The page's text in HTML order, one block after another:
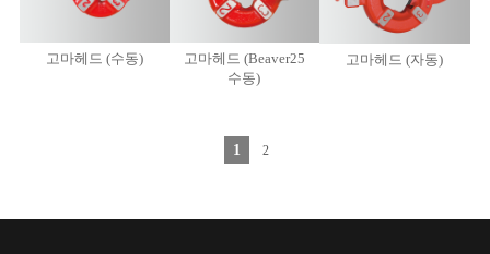
고마헤드 (수동)
고마헤드 (Beaver25
수동)
고마헤드 (자동)
1 2